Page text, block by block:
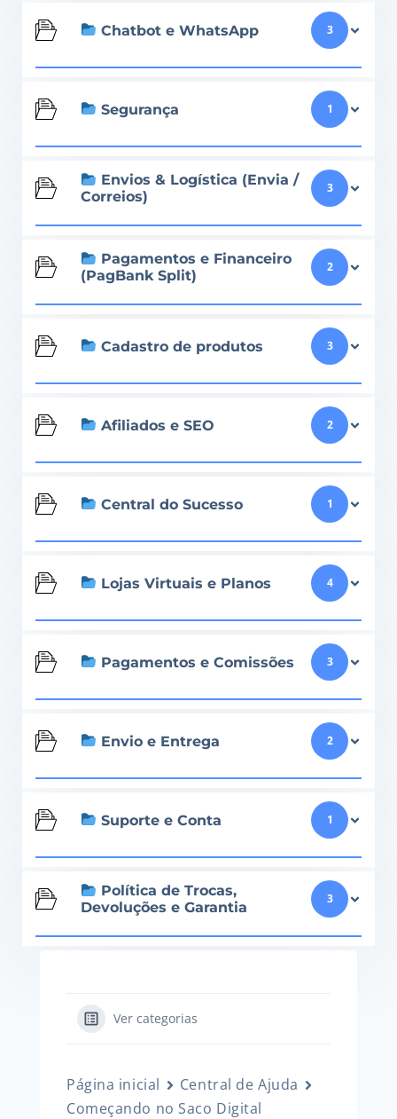
Chatbot e WhatsApp 3
Segurança 1
Envios & Logística (Envia /
Correios)
3
Pagamentos e Financeiro
(PagBank Split)
2
Cadastro de produtos 3
Afiliados e SEO 2
Central do Sucesso 1
Lojas Virtuais e Planos 4
Pagamentos e Comissões 3
Envio e Entrega 2
Suporte e Conta 1
Política de Trocas,
Devoluções e Garantia
3
Ver categorias
Página inicial
Central de Ajuda
Começando no Saco Digital